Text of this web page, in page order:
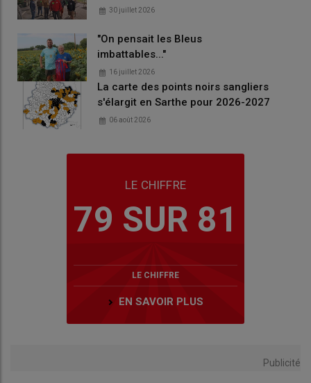
30 juillet 2026
"On pensait les Bleus
imbattables..."
16 juillet 2026
La carte des points noirs sangliers
s'élargit en Sarthe pour 2026-2027
06 août 2026
LE CHIFFRE
79 SUR 81
LE CHIFFRE
EN SAVOIR PLUS
Publicité